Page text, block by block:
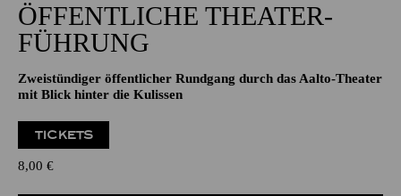
ÖFFENTLICHE THEATER­
FÜHRUNG
Zweistündiger öffentlicher Rundgang durch das Aalto-Theater
mit Blick hinter die Kulissen
TICKETS
8,00 €